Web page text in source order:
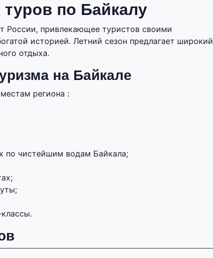
по Байкалу
России, привлекающее туристов своими
историей. Летний сезон предлагает широкий
отдыха.
на Байкале
региона :
по чистейшим водам Байкала;